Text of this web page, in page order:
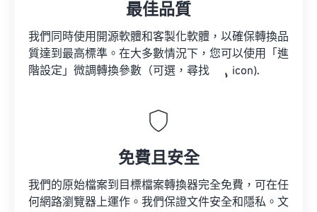
最佳品質
我們同時使用開源軟體和客製化軟體，以確保轉換品
質達到最高標準。在大多數情況下，您可以使用「進
階設定」微調轉換參數（可選，尋找
icon).
免費且安全
我們的原始檔案到目標檔案轉換器完全免費，可在任
何網路瀏覽器上運作。我們保證文件安全和隱私。文